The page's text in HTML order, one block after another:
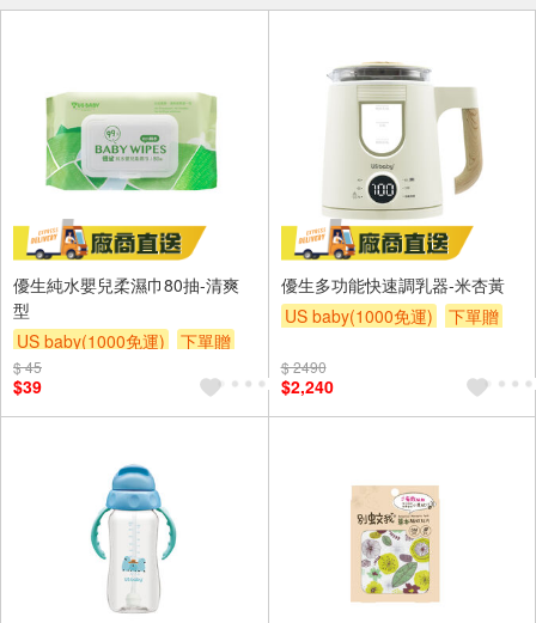
優生純水嬰兒柔濕巾80抽-清爽
型
US baby(1000免運)
下單贈
滿額贈
$ 45
$39
優生多功能快速調乳器-米杏黃
US baby(1000免運)
下單贈
$ 2490
$2,240